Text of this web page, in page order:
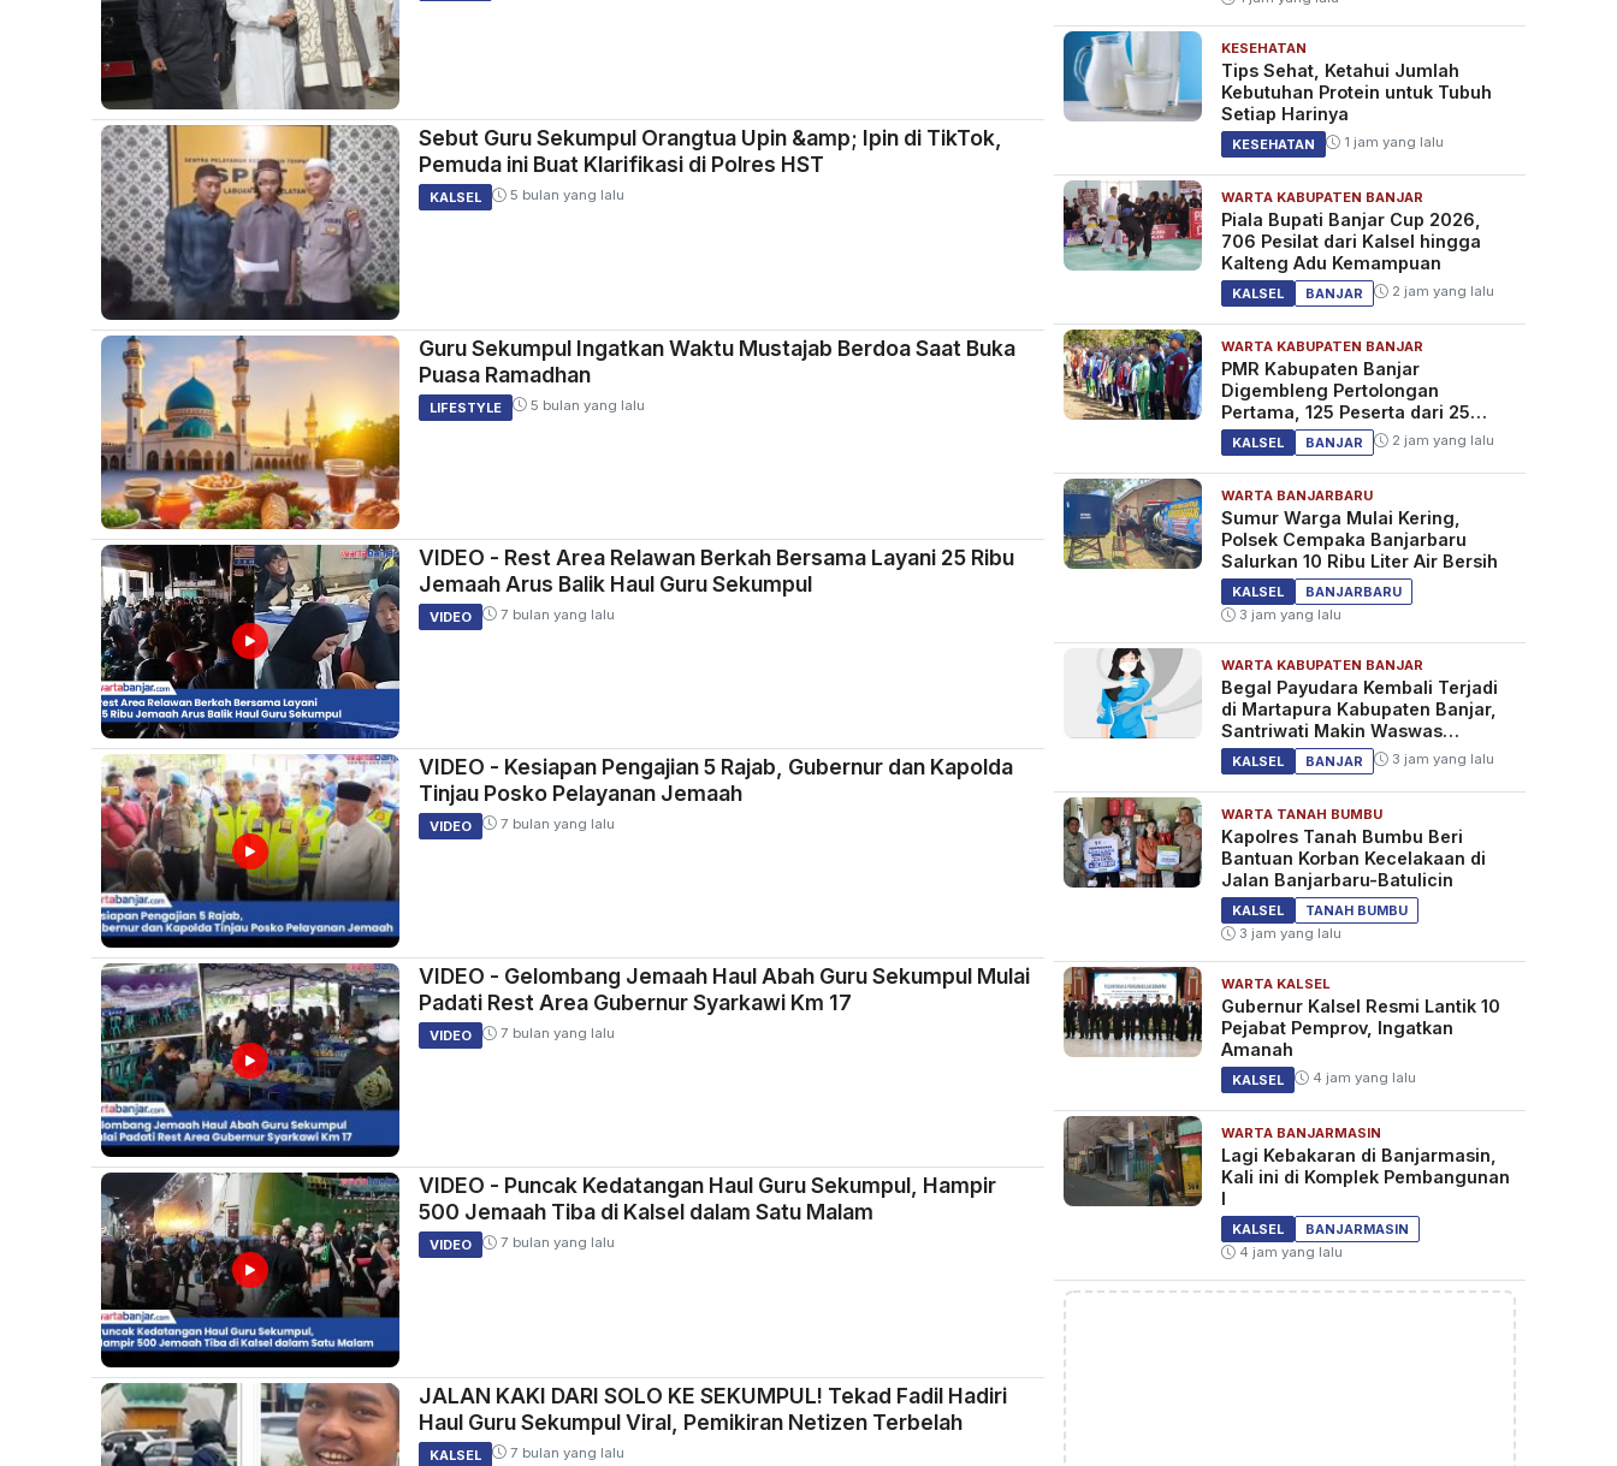
Sebut Guru Sekumpul Orangtua Upin &amp; Ipin di TikTok,
Pemuda ini Buat Klarifikasi di Polres HST
KALSEL 5 bulan yang lalu
Guru Sekumpul Ingatkan Waktu Mustajab Berdoa Saat Buka
Puasa Ramadhan
LIFESTYLE 5 bulan yang lalu
VIDEO - Rest Area Relawan Berkah Bersama Layani 25 Ribu
Jemaah Arus Balik Haul Guru Sekumpul
VIDEO 7 bulan yang lalu
VIDEO - Kesiapan Pengajian 5 Rajab, Gubernur dan Kapolda
Tinjau Posko Pelayanan Jemaah
VIDEO 7 bulan yang lalu
VIDEO - Gelombang Jemaah Haul Abah Guru Sekumpul Mulai
Padati Rest Area Gubernur Syarkawi Km 17
VIDEO 7 bulan yang lalu
VIDEO - Puncak Kedatangan Haul Guru Sekumpul, Hampir
500 Jemaah Tiba di Kalsel dalam Satu Malam
VIDEO 7 bulan yang lalu
JALAN KAKI DARI SOLO KE SEKUMPUL! Tekad Fadil Hadiri
Haul Guru Sekumpul Viral, Pemikiran Netizen Terbelah
KALSEL 7 bulan yang lalu
KESEHATAN
Tips Sehat, Ketahui Jumlah
Kebutuhan Protein untuk Tubuh
Setiap Harinya
KESEHATAN 1 jam yang lalu
WARTA KABUPATEN BANJAR
Piala Bupati Banjar Cup 2026,
706 Pesilat dari Kalsel hingga
Kalteng Adu Kemampuan
KALSEL BANJAR 2 jam yang lalu
WARTA KABUPATEN BANJAR
PMR Kabupaten Banjar
Digembleng Pertolongan
Pertama, 125 Peserta dari 25
Sekolah
KALSEL BANJAR 2 jam yang lalu
WARTA BANJARBARU
Sumur Warga Mulai Kering,
Polsek Cempaka Banjarbaru
Salurkan 10 Ribu Liter Air Bersih
KALSEL
BANJARBARU
3 jam yang lalu
WARTA KABUPATEN BANJAR
Begal Payudara Kembali Terjadi
di Martapura Kabupaten Banjar,
Santriwati Makin Waswas
Melintas
KALSEL BANJAR 3 jam yang lalu
WARTA TANAH BUMBU
Kapolres Tanah Bumbu Beri
Bantuan Korban Kecelakaan di
Jalan Banjarbaru-Batulicin
KALSEL
TANAH BUMBU
3 jam yang lalu
WARTA KALSEL
Gubernur Kalsel Resmi Lantik 10
Pejabat Pemprov, Ingatkan
Amanah
KALSEL 4 jam yang lalu
WARTA BANJARMASIN
Lagi Kebakaran di Banjarmasin,
Kali ini di Komplek Pembangunan
I
KALSEL
BANJARMASIN
4 jam yang lalu